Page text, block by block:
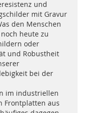
und
mit Gravur
den Menschen
heute zu
oder
und Robustheit
bei der
im industriellen
Frontplatten aus